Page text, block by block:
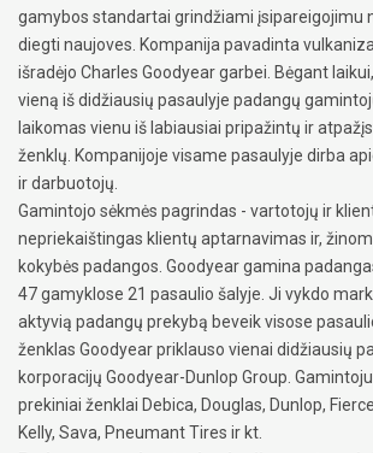
gamybos standartai grindžiami įsipareigojimu
diegti naujoves. Kompanija pavadinta
išradėjo Charles Goodyear garbei. Bėgant
vieną iš didžiausių pasaulyje padangų
laikomas vienu iš labiausiai pripažintų ir
ženklų. Kompanijoje visame pasaulyje dirba
ir darbuotojų.
Gamintojo sėkmės pagrindas - vartotojų ir
nepriekaištingas klientų aptarnavimas ir,
kokybės padangos. Goodyear gamina
47 gamyklose 21 pasaulio šalyje. Ji vykdo
aktyvią padangų prekybą beveik visose
ženklas Goodyear priklauso vienai didžiausių
korporacijų Goodyear-Dunlop Group.
prekiniai ženklai Debica, Douglas, Dunlop,
Kelly, Sava, Pneumant Tires ir kt.